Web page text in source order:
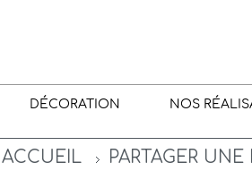
DÉCORATION NOS
ACCUEIL PARTAGER UNE